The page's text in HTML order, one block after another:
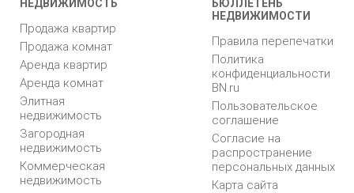
НЕДВИЖИМОСТЬ
Продажа квартир
Продажа комнат
Аренда квартир
Аренда комнат
Элитная
недвижимость
Загородная
недвижимость
Коммерческая
недвижимость
БЮЛЛЕТЕНЬ
НЕДВИЖИМОСТИ
Правила перепечатки
Политика
конфиденциальности
BN.ru
Пользовательское
соглашение
Согласие на
распространение
персональных данных
Карта сайта